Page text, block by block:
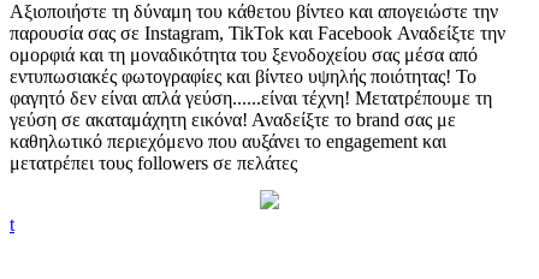
Αξιοποιήστε τη δύναμη του κάθετου βίντεο και απογειώστε την
παρουσία σας σε Instagram, TikTok και Facebook Αναδείξτε την
ομορφιά και τη μοναδικότητα του ξενοδοχείου σας μέσα από
εντυπωσιακές φωτογραφίες και βίντεο υψηλής ποιότητας! Το
φαγητό δεν είναι απλά γεύση......είναι τέχνη! Μετατρέπουμε τη
γεύση σε ακαταμάχητη εικόνα! Αναδείξτε το brand σας με
καθηλωτικό περιεχόμενο που αυξάνει το engagement και
μετατρέπει τους followers σε πελάτες
t